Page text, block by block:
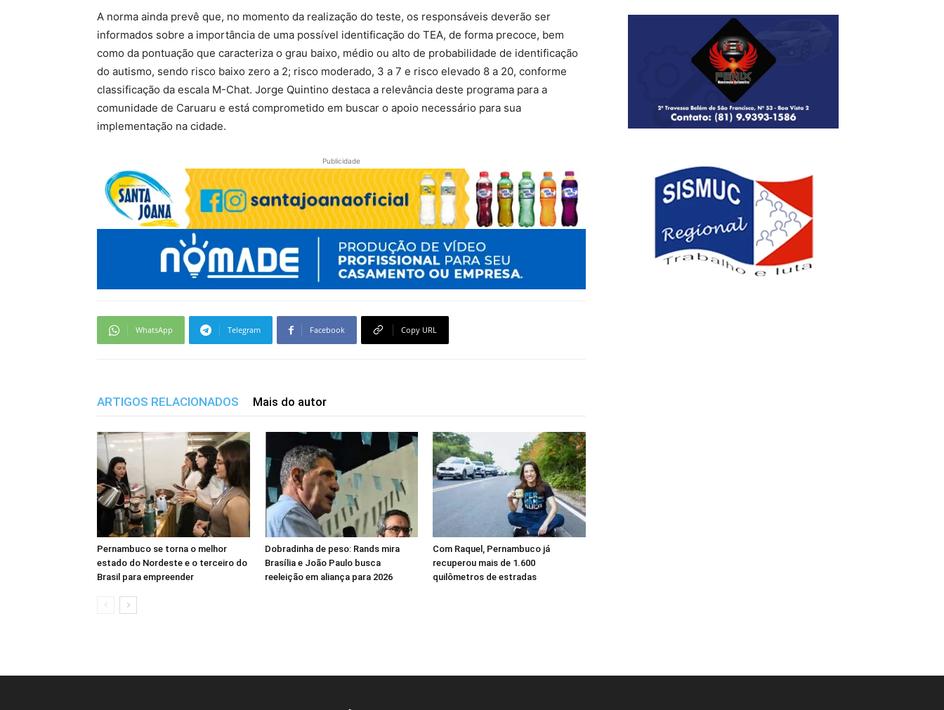
A norma ainda prevê que, no momento da realização do teste, os responsáveis deverão ser
informados sobre a importância de uma possível identificação do TEA, de forma precoce, bem
como da pontuação que caracteriza o grau baixo, médio ou alto de probabilidade de identificação
do autismo, sendo risco baixo zero a 2; risco moderado, 3 a 7 e risco elevado 8 a 20, conforme
classificação da escala M-Chat. Jorge Quintino destaca a relevância deste programa para a
comunidade de Caruaru e está comprometido em buscar o apoio necessário para sua
implementação na cidade.
Publicidade
WhatsApp Telegram Facebook Copy URL
ARTIGOS RELACIONADOS Mais do autor
Pernambuco se torna o melhor
estado do Nordeste e o terceiro do
Brasil para empreender
Dobradinha de peso: Rands mira
Brasília e João Paulo busca
reeleição em aliança para 2026
Com Raquel, Pernambuco já
recuperou mais de 1.600
quilômetros de estradas